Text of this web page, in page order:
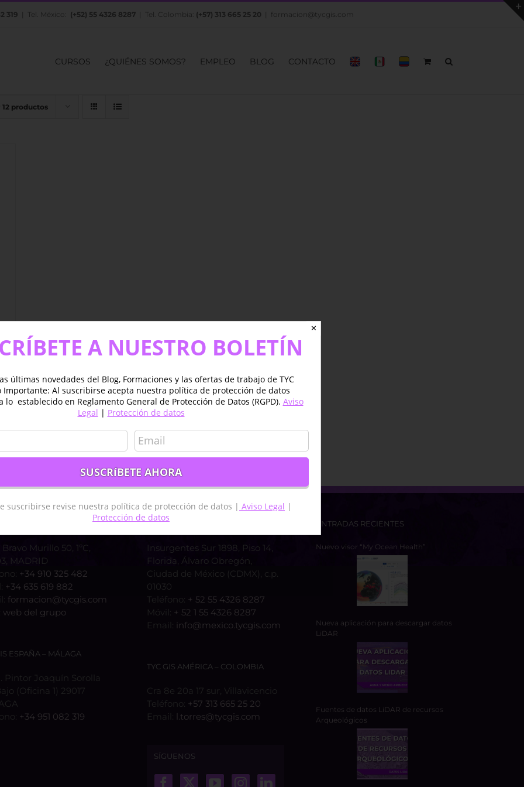
319 | Tel. México: (+52) 55 4326 8287 | Tel. Colombia: (+57) 313 665 25 20 formacion@tycgis.com
CURSOS ¿QUIÉNES SOMOS? EMPLEO BLOG CONTACTO
12 productos
Murillo 50, 1ºC,
MADRID
+34 910 325 482
+34 635 619 882
formacion@tycgis.com
web del grupo
ESPAÑA – MÁLAGA
Pintor Joaquín Sorolla
(Oficina 1) 29017
+34 951 082 319
TYC GIS AMÉRICA – MÉXICO
Insurgentes Sur 1898, Piso 14,
Florida, Álvaro Obregón,
Ciudad de México (CDMX), c.p.
01030
Teléfono: + 52 55 4326 8287
Móvil: + 52 1 55 4326 8287
Email: info@mexico.tycgis.com
TYC GIS AMÉRICA – COLOMBIA
Cra 8e 20a 17 sur, Villavicencio
Teléfono: +57 313 665 25 20
Email: l.torres@tycgis.com
SÍGUENOS
ENTRADAS RECIENTES
Nuevo visor “My Ocean Health”
Nueva aplicación para descargar datos
LiDAR
Fuentes de datos LiDAR de recursos
Arqueológicos
✕
A NUESTRO BOLETÍN
últimas novedades del Blog, Formaciones y las ofertas de trabajo de TYC
Importante: Al suscribirse acepta nuestra política de protección de datos
lo establecido en Reglamento General de Protección de Datos (RGPD). Aviso
Legal | Protección de datos
suscribirse revise nuestra política de protección de datos | Aviso Legal |
Protección de datos